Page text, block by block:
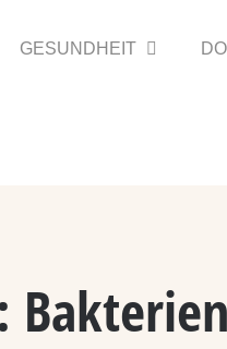
GESUNDHEIT
Bakterien